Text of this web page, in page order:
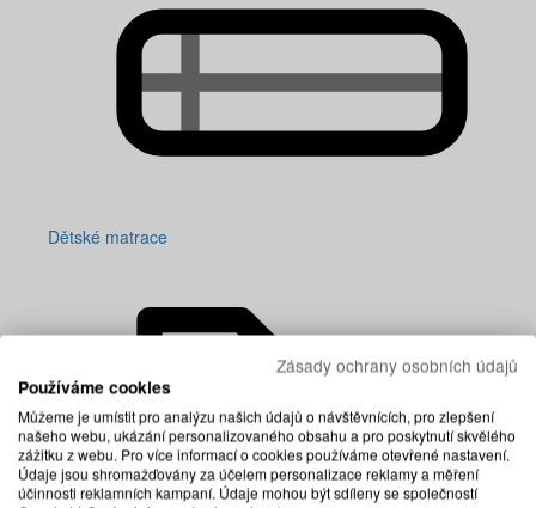
Dětské matrace
Zásady ochrany osobních údajů
Používáme cookies
Můžeme je umístit pro analýzu našich údajů o návštěvnících, pro zlepšení
našeho webu, ukázání personalizovaného obsahu a pro poskytnutí skvělého
zážitku z webu. Pro více informací o cookies používáme otevřené nastavení.
Údaje jsou shromažďovány za účelem personalizace reklamy a měření
účinnosti reklamních kampaní. Údaje mohou být sdíleny se společností